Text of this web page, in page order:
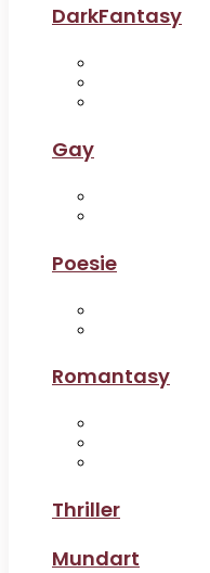
DarkFantasy
Gay
Poesie
Romantasy
Thriller
Mundart